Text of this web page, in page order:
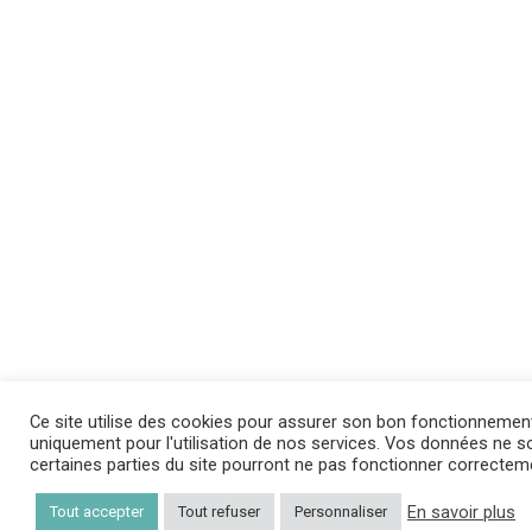
Ce site utilise des cookies pour assurer son bon
uniquement pour l'utilisation de nos services. Vos données ne
certaines parties du site pourront ne pas fonctionner
Tout accepter Tout refuser Personnaliser En savoir plus